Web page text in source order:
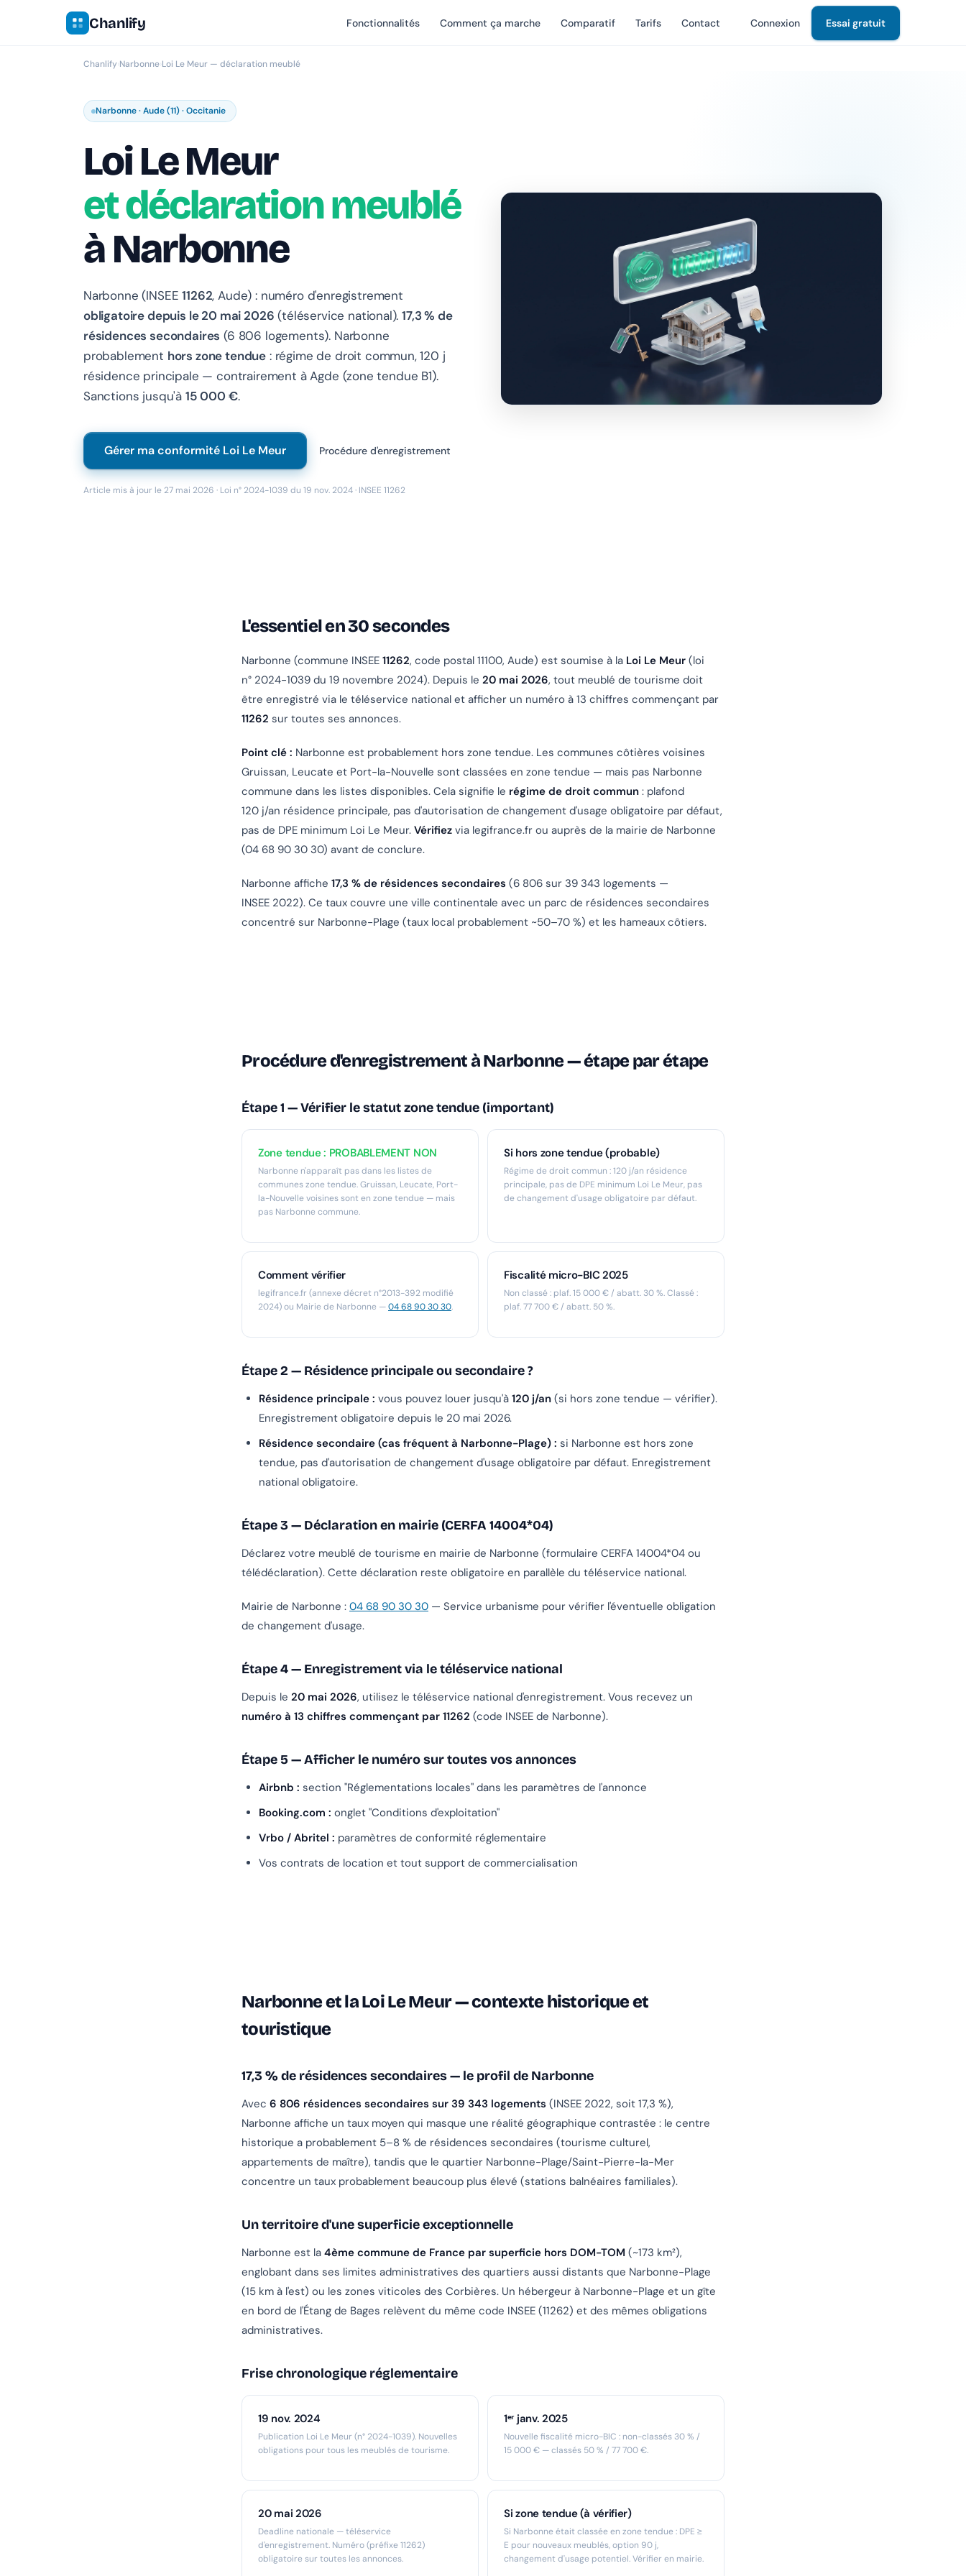
Chanlify Fonctionnalités Comment ça marche Comparatif Tarifs Contact Connexion Essai gratuit
Chanlify›Narbonne›Loi Le Meur — déclaration meublé
Narbonne · Aude (11) · Occitanie
Loi Le Meur
et déclaration meublé
à Narbonne
Narbonne (INSEE11262, Aude) : numéro d'enregistrement
obligatoire depuis le 20 mai 2026 (téléservice national).17,3 % de
résidences secondaires (6 806 logements). Narbonne
probablement hors zone tendue : régime de droit commun, 120 j
résidence principale — contrairement à Agde (zone tendue B1).
Sanctions jusqu'à 15 000 €.
Gérer ma conformité Loi Le Meur Procédure d'enregistrement
Article mis à jour le 27 mai 2026 · Loi n° 2024-1039 du 19 nov. 2024 · INSEE 11262
L'essentiel en 30 secondes
Narbonne (commune INSEE 11262, code postal 11100, Aude) est soumise à la Loi Le Meur (loi
n° 2024-1039 du 19 novembre 2024). Depuis le 20 mai 2026, tout meublé de tourisme doit
être enregistré via le téléservice national et afficher un numéro à 13 chiffres commençant par
11262 sur toutes ses annonces.
Point clé : Narbonne est probablement hors zone tendue. Les communes côtières voisines
Gruissan, Leucate et Port-la-Nouvelle sont classées en zone tendue — mais pas Narbonne
commune dans les listes disponibles. Cela signifie le régime de droit commun : plafond
120 j/an résidence principale, pas d'autorisation de changement d'usage obligatoire par défaut,
pas de DPE minimum Loi Le Meur. Vérifiez via legifrance.fr ou auprès de la mairie de Narbonne
(04 68 90 30 30) avant de conclure.
Narbonne affiche 17,3 % de résidences secondaires (6 806 sur 39 343 logements —
INSEE 2022). Ce taux couvre une ville continentale avec un parc de résidences secondaires
concentré sur Narbonne-Plage (taux local probablement ~50–70 %) et les hameaux côtiers.
Procédure d'enregistrement à Narbonne — étape par étape
Étape 1 — Vérifier le statut zone tendue (important)
Zone tendue : PROBABLEMENT NON
Narbonne n'apparaît pas dans les listes de
communes zone tendue. Gruissan, Leucate, Port-
la-Nouvelle voisines sont en zone tendue — mais
pas Narbonne commune.
Si hors zone tendue (probable)
Régime de droit commun : 120 j/an résidence
principale, pas de DPE minimum Loi Le Meur, pas
de changement d'usage obligatoire par défaut.
Comment vérifier
legifrance.fr (annexe décret n°2013-392 modifié
2024) ou Mairie de Narbonne —04 68 90 30 30.
Fiscalité micro-BIC 2025
Non classé : plaf. 15 000 € / abatt. 30 %. Classé :
plaf. 77 700 € / abatt. 50 %.
Étape 2 — Résidence principale ou secondaire ?
Résidence principale : vous pouvez louer jusqu'à 120 j/an (si hors zone tendue — vérifier).
Enregistrement obligatoire depuis le 20 mai 2026.
Résidence secondaire (cas fréquent à Narbonne-Plage) : si Narbonne est hors zone
tendue, pas d'autorisation de changement d'usage obligatoire par défaut. Enregistrement
national obligatoire.
Étape 3 — Déclaration en mairie (CERFA 14004*04)
Déclarez votre meublé de tourisme en mairie de Narbonne (formulaire CERFA 14004*04 ou
télédéclaration). Cette déclaration reste obligatoire en parallèle du téléservice national.
Mairie de Narbonne : 04 68 90 30 30 — Service urbanisme pour vérifier l'éventuelle obligation
de changement d'usage.
Étape 4 — Enregistrement via le téléservice national
Depuis le 20 mai 2026, utilisez le téléservice national d'enregistrement. Vous recevez un
numéro à 13 chiffres commençant par 11262 (code INSEE de Narbonne).
Étape 5 — Afficher le numéro sur toutes vos annonces
Airbnb : section "Réglementations locales" dans les paramètres de l'annonce
Booking.com : onglet "Conditions d'exploitation"
Vrbo / Abritel : paramètres de conformité réglementaire
Vos contrats de location et tout support de commercialisation
Narbonne et la Loi Le Meur — contexte historique et
touristique
17,3 % de résidences secondaires — le profil de Narbonne
Avec 6 806 résidences secondaires sur 39 343 logements (INSEE 2022, soit 17,3 %),
Narbonne affiche un taux moyen qui masque une réalité géographique contrastée : le centre
historique a probablement 5–8 % de résidences secondaires (tourisme culturel,
appartements de maître), tandis que le quartier Narbonne-Plage/Saint-Pierre-la-Mer
concentre un taux probablement beaucoup plus élevé (stations balnéaires familiales).
Un territoire d'une superficie exceptionnelle
Narbonne est la 4ème commune de France par superficie hors DOM-TOM (~173 km²),
englobant dans ses limites administratives des quartiers aussi distants que Narbonne-Plage
(15 km à l'est) ou les zones viticoles des Corbières. Un hébergeur à Narbonne-Plage et un gîte
en bord de l'Étang de Bages relèvent du même code INSEE (11262) et des mêmes obligations
administratives.
Frise chronologique réglementaire
19 nov. 2024
Publication Loi Le Meur (n° 2024-1039). Nouvelles
obligations pour tous les meublés de tourisme.
1ᵉʳ janv. 2025
Nouvelle fiscalité micro-BIC : non-classés 30 % /
15 000 € — classés 50 % / 77 700 €.
20 mai 2026
Deadline nationale — téléservice
d'enregistrement. Numéro (préfixe 11262)
obligatoire sur toutes les annonces.
Si zone tendue (à vérifier)
Si Narbonne était classée en zone tendue : DPE ≥
E pour nouveaux meublés, option 90 j,
changement d'usage potentiel. Vérifier en mairie.